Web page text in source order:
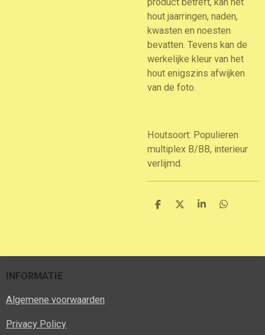
hout jaarringen, naden,
kwasten en noesten
bevatten. Tevens kan de
werkelijke kleur van het
hout enigszins afwijken
van de foto.
Houtsoort: Populieren
multiplex B/BB, interieur
verlijmd.
D
D
S
D
INFORMATIE
Algemene voorwaarden
Privacy Policy